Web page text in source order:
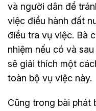
và người dân để
việc điều hành đất
điều tra vụ việc. Bà
nhiệm nếu có và
sẽ giải thích một
toàn bộ vụ việc này.
Cũng trong bài phát